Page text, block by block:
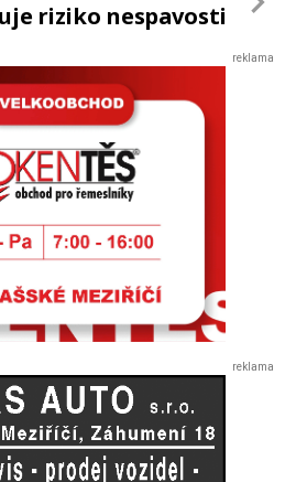
riziko nespavosti